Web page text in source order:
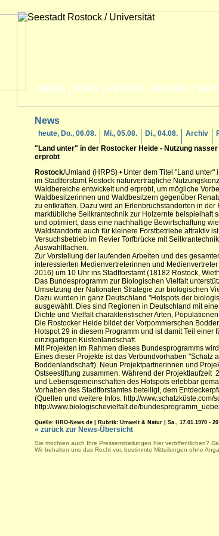
NEWS JOBS EVENTS BILDER
News
heute, Do., 06.08. Mi., 05.08. Di., 04.08. Archiv
"Land unter" in der Rostocker Heide - Nutzung
erprobt
Rostock/Umland (HRPS) • Unter dem Titel "Land unter"
im Stadtforstamt Rostock naturverträgliche
Waldbereiche entwickelt und erprobt, um mögliche
Waldbesitzerinnen und Waldbesitzern gegenüber
zu entkräften. Dazu wird an Erlenbruchstandorten in der
marktübliche Seilkrantechnik zur Holzernte beispielhaft
und optimiert, dass eine nachhaltige Bewirtschaftung
Waldstandorte auch für kleinere Forstbetriebe attraktiv
Versuchsbetrieb im Revier Torfbrücke mit
Auswahlflächen.
Zur Vorstellung der laufenden Arbeiten und des
interessierten Medienvertreterinnen und
2016) um 10 Uhr ins Stadtforstamt (18182 Rostock,
Das Bundesprogramm zur Biologischen Vielfalt
Umsetzung der Nationalen Strategie zur biologischen
Dazu wurden in ganz Deutschland "Hotspots der
ausgewählt. Dies sind Regionen in Deutschland mit
Dichte und Vielfalt charakteristischer Arten,
Die Rostocker Heide bildet der Vorpommerschen
Hotspot 29 in diesem Programm und ist damit Teil einer
einzigartigen Küstenlandschaft.
Mit Projekten im Rahmen dieses Bundesprogramms
Eines dieser Projekte ist das Verbundvorhaben "Schatz
Boddenlandschaft). Neun Projektpartnerinnen und
Ostseestiftung zusammen. Während der
und Lebensgemeinschaften des Hotspots erlebbar
Vorhaben des Stadtforstamtes beteiligt, dem
(Quellen und weitere Infos: http://www.schatzküste.com/
http://www.biologischevielfalt.de/
Quelle: HRO-News.de | Rubrik: Umwelt & Natur | Sa., 17.01.1970 -
« zurück zur News-Übersicht
Sie möchten auch Ihre Pressemitteilungen hier veröffentlichen?
Wir behalten uns das Recht vor, bestimmte Mitteilungen ohne